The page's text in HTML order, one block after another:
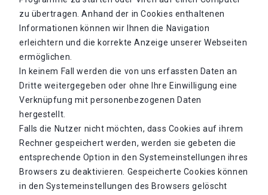
zu übertragen. Anhand der in Cookies enthaltenen
Informationen können wir Ihnen die Navigation
erleichtern und die korrekte Anzeige unserer Webseiten
ermöglichen.
In keinem Fall werden die von uns erfassten Daten an
Dritte weitergegeben oder ohne Ihre Einwilligung eine
Verknüpfung mit personenbezogenen Daten
hergestellt.
Falls die Nutzer nicht möchten, dass Cookies auf ihrem
Rechner gespeichert werden, werden sie gebeten die
entsprechende Option in den Systemeinstellungen ihres
Browsers zu deaktivieren. Gespeicherte Cookies können
in den Systemeinstellungen des Browsers gelöscht